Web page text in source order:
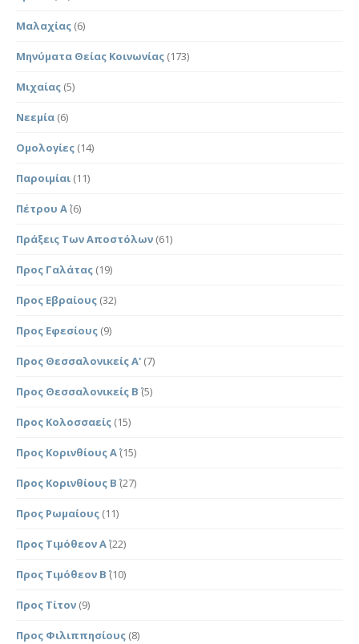
Μαλαχίας (6)
Μηνύματα Θείας Κοινωνίας (173)
Μιχαίας (5)
Νεεμία (6)
Ομολογίες (14)
Παροιμίαι (11)
Πέτρου Α΄(6)
Πράξεις Των Αποστόλων (61)
Προς Γαλάτας (19)
Προς Εβραίους (32)
Προς Εφεσίους (9)
Προς Θεσσαλονικείς Α' (7)
Προς Θεσσαλονικείς Β΄ (5)
Προς Κολοσσαείς (15)
Προς Κορινθίους Α΄(15)
Προς Κορινθίους Β΄ (27)
Προς Ρωμαίους (11)
Προς Τιμόθεον Α΄(22)
Προς Τιμόθεον Β΄ (10)
Προς Τίτον (9)
Προς Φιλιππησίους (8)